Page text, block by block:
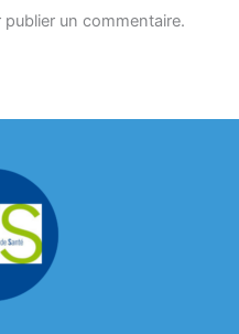
un commentaire.